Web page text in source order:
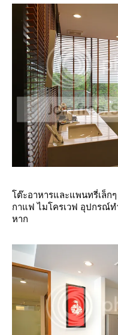
ต๊ะอาหารและแพนทรี่เล็ก
กาแฟ ไมโครเวฟ อุปกรณ์ท
หาก